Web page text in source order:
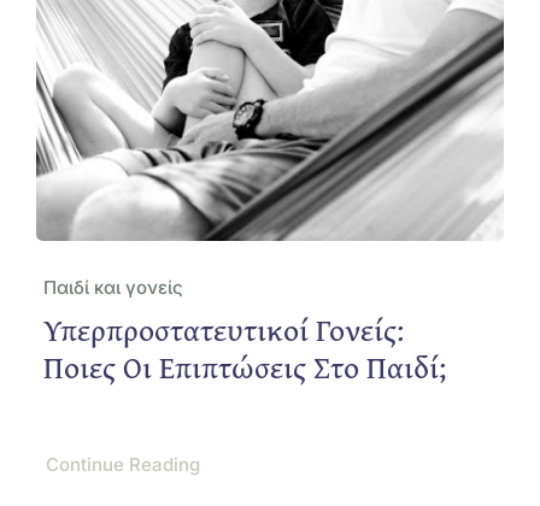
Παιδί και γονείς
Υπερπροστατευτικοί Γονείς:
Ποιες Οι Επιπτώσεις Στο Παιδί;
Continue Reading